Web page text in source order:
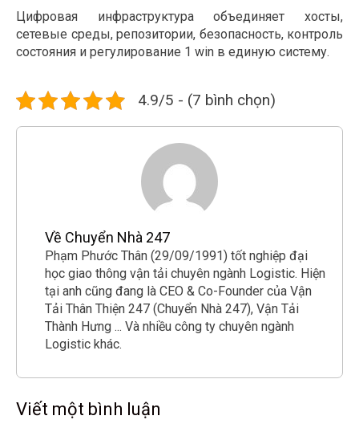
Цифровая инфраструктура объединяет хосты,
сетевые среды, репозитории, безопасность, контроль
состояния и регулирование 1 win в единую систему.
4.9/5 - (7 bình chọn)
Về Chuyển Nhà 247
Phạm Phước Thân (29/09/1991) tốt nghiệp đại
học giao thông vận tải chuyên ngành Logistic. Hiện
tại anh cũng đang là CEO & Co-Founder của Vận
Tải Thân Thiện 247 (Chuyển Nhà 247), Vận Tải
Thành Hưng ... Và nhiều công ty chuyên ngành
Logistic khác.
Viết một bình luận